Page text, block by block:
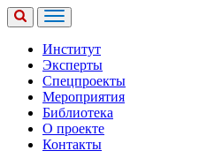
Институт
Эксперты
Спецпроекты
Мероприятия
Библиотека
О проекте
Контакты